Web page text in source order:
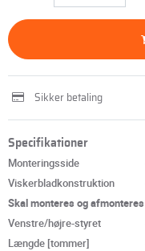
Sikker betaling
Specifikationer
Monteringsside
Viskerbladkonstruktion
Skal monteres og
Venstre/højre-styret
Længde [tommer]